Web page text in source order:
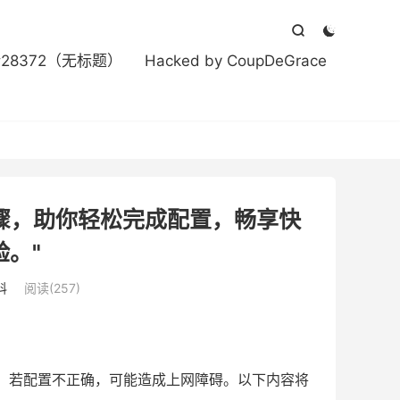


（无标题） Hacked by CoupDeGrace
助你轻松完成配置，畅享快
。"
阅读(257)
配置不正确，可能造成上网障碍。以下内容将